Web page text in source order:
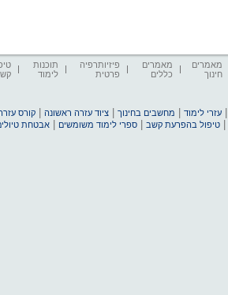
מאמרים
חינוך
מאמרים
כללים
פיזיותרפיה
פרטית
תוכנות
לימוד
עזרי לימוד מחשבים בחינוך |ציוד עזרה ראשונה |קורס
|טיפול בהפרעת קשב |ספרי לימוד משומשים |אבטחת